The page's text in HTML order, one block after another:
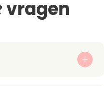
vragen